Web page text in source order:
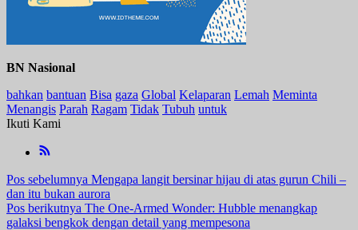
BN Nasional
bahkan bantuan Bisa gaza Global Kelaparan Lemah Meminta
Menangis Parah Ragam Tidak Tubuh untuk
Ikuti Kami
Navigasi
pos
Pos sebelumnya Mengapa langit bersinar hijau di atas gurun Chili –
dan itu bukan aurora
Pos berikutnya The One-Armed Wonder: Hubble menangkap
galaksi bengkok dengan detail yang mempesona